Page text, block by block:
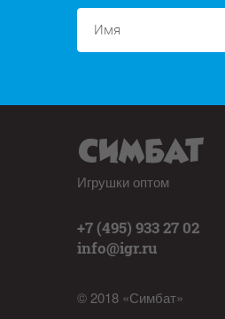
Игрушки оптом
+7 (495) 933 27 02
info@igr.ru
© 2018 «Симбат»